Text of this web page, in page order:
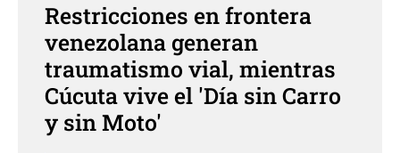
Restricciones en frontera
venezolana generan
traumatismo vial, mientras
Cúcuta vive el 'Día sin Carro
y sin Moto'